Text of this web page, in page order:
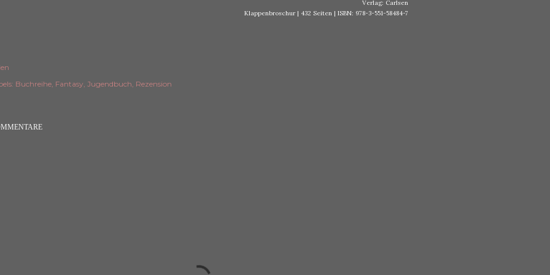
Verlag: Carlsen
Klappenbroschur | 432 Seiten | ISBN: 978-3-551-58484-7
Buchreihe Fantasy Jugendbuch Rezension